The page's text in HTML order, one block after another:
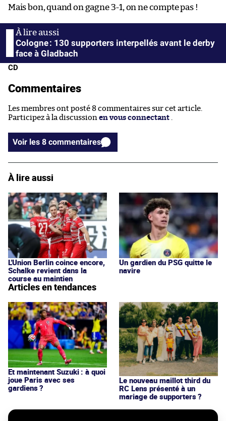
Mais bon, quand on gagne 3-1, on ne compte pas !
Cologne : 130 supporters interpellés avant le derby
face à Gladbach
CD
Commentaires
Les membres ont posté 8 commentaires sur cet article.
Participez à la discussion en vous connectant
Voir les 8 commentaires
À lire aussi
L'Union Berlin coince encore,
Schalke revient dans la
course au maintien
Un gardien du PSG quitte le
navire
Articles en tendances
Et maintenant Suzuki : à quoi
joue Paris avec ses
gardiens ?
Le nouveau maillot third du
RC Lens présenté à un
mariage de supporters ?